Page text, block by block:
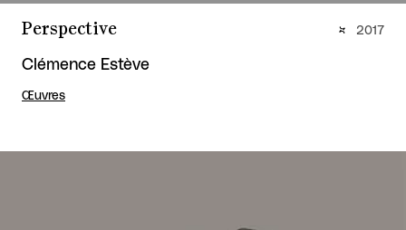
Perspective
Clémence Estève
Œuvres
2017